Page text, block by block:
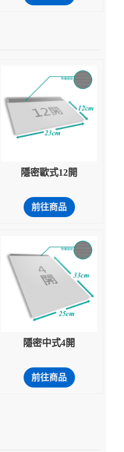
隱密歐式12開
前往商品
隱密中式4開
前往商品